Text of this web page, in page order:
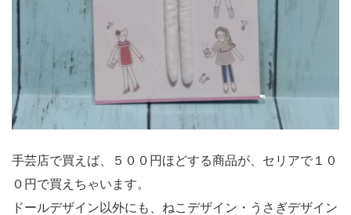
手芸店で買えば、５００円ほどする商品が、セリアで１０
０円で買えちゃいます。
ドールデザイン以外にも、ねこデザイン・うさぎデザイン